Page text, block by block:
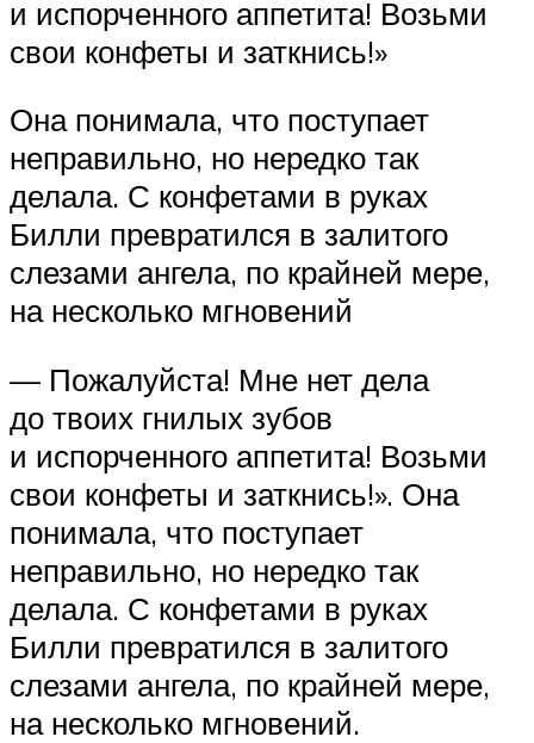
и испорченного аппетита! Возьми
свои конфеты и заткнись!»
Она понимала, что поступает
неправильно, но нередко так
делала. С конфетами в руках
Билли превратился в залитого
слезами ангела, по крайней мере,
на несколько мгновений
— Пожалуйста! Мне нет дела
до твоих гнилых зубов
и испорченного аппетита! Возьми
свои конфеты и заткнись!». Она
понимала, что поступает
неправильно, но нередко так
делала. С конфетами в руках
Билли превратился в залитого
слезами ангела, по крайней мере,
на несколько мгновений.